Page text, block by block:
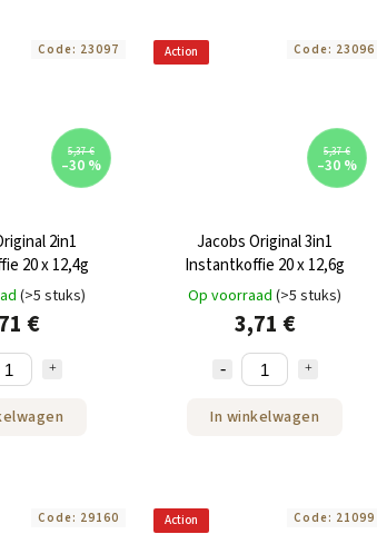
5,37 €
–30 %
2in1
20 x 12,4g
(>5 stuks)
€
Code: 23097 Action
5,37 €
–30 %
Jacobs Original 3in1
Instantkoffie 20 x 12,6g
Op voorraad (>5 stuks)
3,71 €
In winkelwagen
Code: 23096
Code: 29160 Action Code: 21099